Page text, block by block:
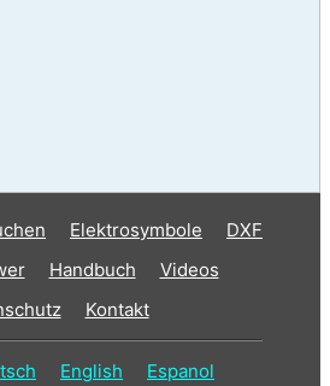
Elektrosymbole
DXF
Handbuch
Videos
Kontakt
English Espanol